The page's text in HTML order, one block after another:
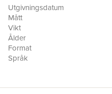
Rosita thought. And it was fun
would be because Margit is
Utgivningsdatum
Mått
Vikt
Ålder
Format
Språk
Förlag